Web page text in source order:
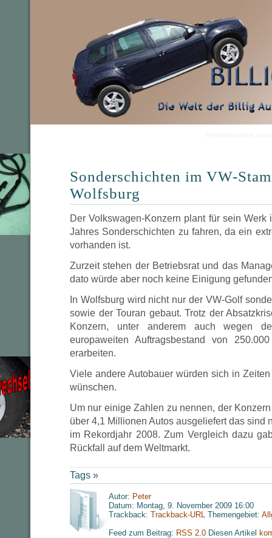
Sonderschichten im VW-
Wolfsburg
Der Volkswagen-Konzern plant für sein
Jahres Sonderschichten zu fahren, da ein
vorhanden ist.
Zurzeit stehen der Betriebsrat und das
dato würde aber noch keine Einigung
In Wolfsburg wird nicht nur der VW-Golf
sowie der Touran gebaut. Trotz der
Konzern, unter anderem auch wegen
europaweiten Auftragsbestand von
erarbeiten.
Viele andere Autobauer würden sich in
wünschen.
Um nur einige Zahlen zu nennen, der
über 4,1 Millionen Autos ausgeliefert das sind
im Rekordjahr 2008. Zum Vergleich dazu
Rückfall auf dem Weltmarkt.
Tags »
Autor: Peter
Datum: Montag, 9. November 2009 16:00
Trackback: Trackback-URL Themengebiet:
Feed zum Beitrag: RSS 2.0 Diesen Artikel